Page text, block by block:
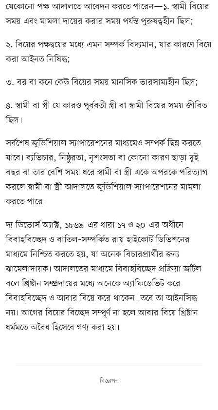
যেকোনো পক্ষ আদালতে আবেদন করতে পারেন—১. স্বামী বিয়ের
সময় এবং মামলা দায়ের করার সময় পর্যন্ত পুরুষত্বহীন ছিল;
২. বিয়ের পক্ষদ্বয়ের মধ্যে এমন সম্পর্ক বিদ্যমান, যার কারণে বিয়ে
করা আইনত নিষিদ্ধ;
৩. বর বা কনে কেউ বিয়ের সময় মানসিক ভারসাম্যহীন ছিল;
৪. স্বামী বা স্ত্রী যে কারও পূর্ববর্তী স্ত্রী বা স্বামী বিয়ের সময় জীবিত
ছিল।
সর্বশেষ জুডিশিয়াল স্যাপারেশনের মাধ্যমেও সম্পর্ক ছিন্ন করতে
যাবে। ব্যভিচার, নিষ্ঠুরতা, নৃশংসতা বা কোনো কারণ ছাড়া দুই
বছর বা তার বেশি সময় ধরে স্বামী বা স্ত্রী একে অপরকে পরিত্যাগ
করলে স্বামী বা স্ত্রী আদালতে জুডিশিয়াল স্যাপারেশনের মামলা
করতে পারে।
দ্য ডিভোর্স অ্যাক্ট, ১৮৬৯-এর ধারা ১৭ ও ২০-এর অধীনে
বিবাহবিচ্ছেদ ও বাতিল–সম্পর্কিত রায় হাইকোর্ট ডিভিশনের
মাধ্যমে নিশ্চিত করতে হয়, যা অনেক বিচারপ্রার্থীর জন্য
ঝামেলাদায়ক। আদালতের মাধ্যমে বিবাহবিচ্ছেদ প্রক্রিয়া জটিল
বলে খ্রিষ্টান সম্প্রদায়ের মধ্যে অনেকে অ্যাফিডেভিট করে
বিবাহবিচ্ছেদ ও আবার বিয়ে করে থাকেন। তবে তা আইনসিদ্ধ
নয়। আগের বিয়ের বিচ্ছেদ সম্পূর্ণ না হলে আবার বিয়ে খ্রিষ্টান
ধর্মমতে অবৈধ হিসেবে গণ্য করা হয়।
বিজ্ঞাপন